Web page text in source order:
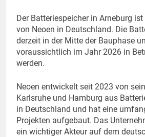
Der Batteriespeicher in Arneburg
von Neoen in Deutschland. Die
derzeit in der Mitte der Bauphase
voraussichtlich im Jahr 2026 in
werden.
Neoen entwickelt seit 2023 von
Karlsruhe und Hamburg aus
in Deutschland und hat eine
Projekten aufgebaut. Das
ein wichtiger Akteur auf dem